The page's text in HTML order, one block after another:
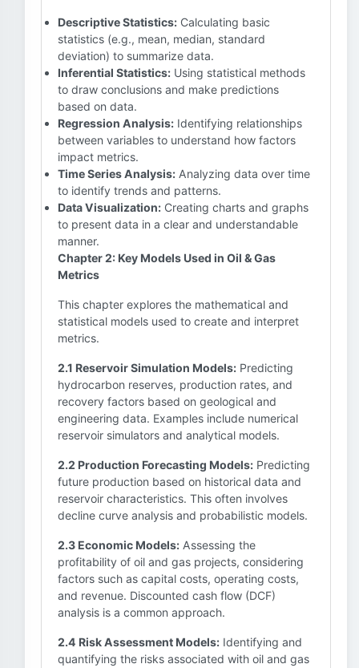
Descriptive Statistics: Calculating basic
statistics (e.g., mean, median, standard
deviation) to summarize data.
Inferential Statistics: Using statistical methods
to draw conclusions and make predictions
based on data.
Regression Analysis: Identifying relationships
between variables to understand how factors
impact metrics.
Time Series Analysis: Analyzing data over time
to identify trends and patterns.
Data Visualization: Creating charts and graphs
to present data in a clear and understandable
manner.
Chapter 2: Key Models Used in Oil & Gas
Metrics
This chapter explores the mathematical and
statistical models used to create and interpret
metrics.
2.1 Reservoir Simulation Models: Predicting
hydrocarbon reserves, production rates, and
recovery factors based on geological and
engineering data. Examples include numerical
reservoir simulators and analytical models.
2.2 Production Forecasting Models: Predicting
future production based on historical data and
reservoir characteristics. This often involves
decline curve analysis and probabilistic models.
2.3 Economic Models: Assessing the
profitability of oil and gas projects, considering
factors such as capital costs, operating costs,
and revenue. Discounted cash flow (DCF)
analysis is a common approach.
2.4 Risk Assessment Models: Identifying and
quantifying the risks associated with oil and gas